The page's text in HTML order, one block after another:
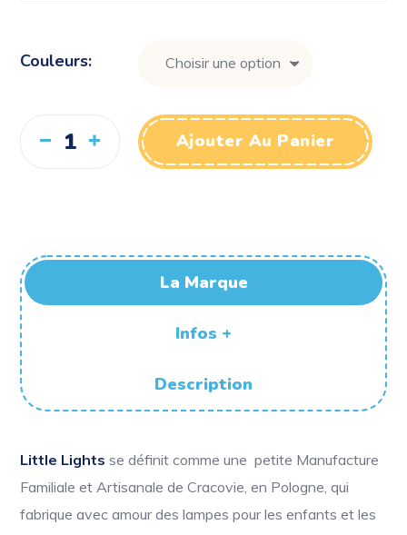
Couleurs
Ajouter Au Panier
La Marque
Infos +
Description
Little Lights se définit comme une petite Manufacture
Familiale et Artisanale de Cracovie, en Pologne, qui
fabrique avec amour des lampes pour les enfants et les